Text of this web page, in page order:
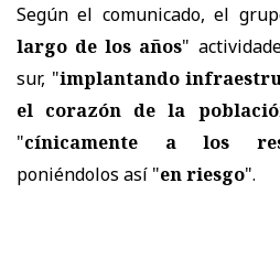
Según el comunicado, el
largo de los años"
sur, "implantando
el corazón de la
"cínicamente a los
poniéndolos así "en riesgo".